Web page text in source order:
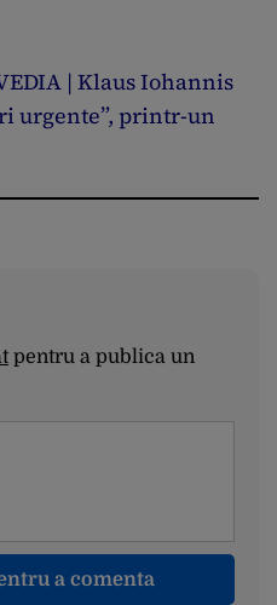
| Klaus Iohannis
urgente”, printr-un
pentru a publica un
a comenta